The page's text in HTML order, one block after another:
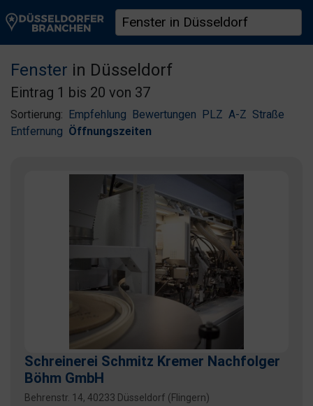
Fenster in Düsseldorf
Eintrag 1 bis 20 von 37
Sortierung: Empfehlung Bewertungen PLZ A-Z Straße
Entfernung Öffnungszeiten
Schreinerei Schmitz Kremer Nachfolger
Böhm GmbH
Behrenstr. 14, 40233 Düsseldorf (Flingern)